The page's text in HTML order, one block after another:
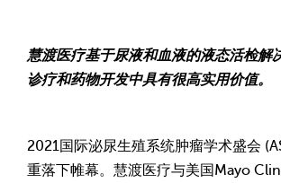
慧渡医疗基于尿液和血液的液态活检解
诊疗和药物开发中具有很高实用价值。
2021国际泌尿生殖系统肿瘤学术盛会
重落下帷幕。慧渡医疗与美国Mayo